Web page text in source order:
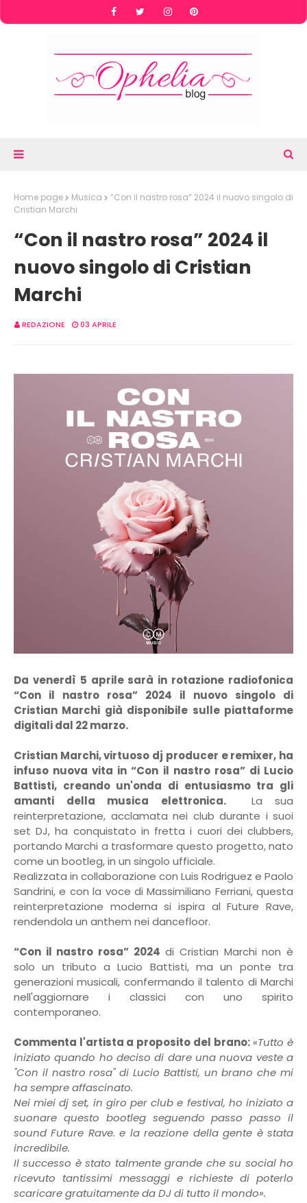
Home page Musica
“Con il nastro rosa” 2024 il nuovo singolo di
Cristian Marchi
“Con il nastro rosa” 2024 il
nuovo singolo di Cristian
Marchi
REDAZIONE 03 APRILE
Da venerdì 5 aprile sarà in rotazione radiofonica
“Con il nastro rosa” 2024 il nuovo singolo di
Cristian Marchi già disponibile sulle piattaforme
digitali dal 22 marzo.
Cristian Marchi, virtuoso dj producer e remixer, ha
infuso nuova vita in “Con il nastro rosa” di Lucio
Battisti, creando un'onda di entusiasmo tra gli
amanti della musica elettronica.
La sua
reinterpretazione, acclamata nei club durante i suoi
set DJ, ha conquistato in fretta i cuori dei clubbers,
portando Marchi a trasformare questo progetto, nato
come un bootleg, in un singolo ufficiale.
Realizzata in collaborazione con Luis Rodriguez e Paolo
Sandrini, e con la voce di Massimiliano Ferriani, questa
reinterpretazione moderna si ispira al Future Rave,
rendendola un anthem nei dancefloor.
“Con il nastro rosa” 2024 di Cristian Marchi non è
solo un tributo a Lucio Battisti, ma un ponte tra
generazioni musicali, confermando il talento di Marchi
nell'aggiornare i classici con uno spirito
contemporaneo.
Commenta l'artista a proposito del brano: «Tutto è
iniziato quando ho deciso di dare una nuova veste a
"Con il nastro rosa" di Lucio Battisti, un brano che mi
ha sempre affascinato.
Nei miei dj set, in giro per club e festival, ho iniziato a
suonare questo bootleg seguendo passo passo il
sound Future Rave. e la reazione della gente è stata
incredibile.
Il successo è stato talmente grande che su social ho
ricevuto tantissimi messaggi e richieste di poterlo
scaricare gratuitamente da DJ di tutto il mondo».